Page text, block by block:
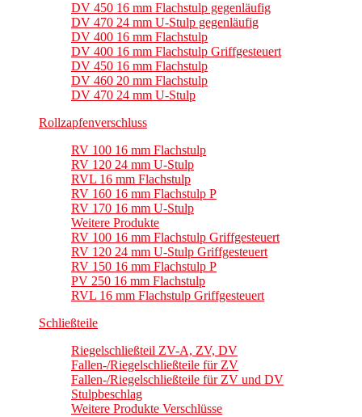
DV 450 16 mm Flachstulp gegenläufig
DV 470 24 mm U-Stulp gegenläufig
DV 400 16 mm Flachstulp
DV 400 16 mm Flachstulp Griffgesteuert
DV 450 16 mm Flachstulp
DV 460 20 mm Flachstulp
DV 470 24 mm U-Stulp
Rollzapfenverschluss
RV 100 16 mm Flachstulp
RV 120 24 mm U-Stulp
RVL 16 mm Flachstulp
RV 160 16 mm Flachstulp P
RV 170 16 mm U-Stulp
Weitere Produkte
RV 100 16 mm Flachstulp Griffgesteuert
RV 120 24 mm U-Stulp Griffgesteuert
RV 150 16 mm Flachstulp P
PV 250 16 mm Flachstulp
RVL 16 mm Flachstulp Griffgesteuert
Schließteile
Riegelschließteil ZV-A, ZV, DV
Fallen-/Riegelschließteile für ZV
Fallen-/Riegelschließteile für ZV und DV
Stulpbeschlag
Weitere Produkte Verschlüsse